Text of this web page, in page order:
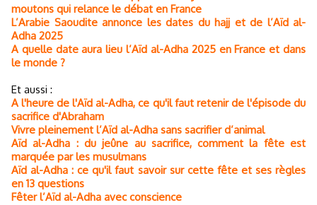
moutons qui relance le débat en France
L’Arabie Saoudite annonce les dates du hajj et de l’Aïd al-
Adha 2025
A quelle date aura lieu l’Aïd al-Adha 2025 en France et dans
le monde ?
Et aussi :
A l'heure de l'Aïd al-Adha, ce qu'il faut retenir de l'épisode du
sacrifice d'Abraham
Vivre pleinement l’Aïd al-Adha sans sacrifier d’animal
Aïd al-Adha : du jeûne au sacrifice, comment la fête est
marquée par les musulmans
Aïd al-Adha : ce qu'il faut savoir sur cette fête et ses règles
en 13 questions
Fêter l’Aïd al-Adha avec conscience